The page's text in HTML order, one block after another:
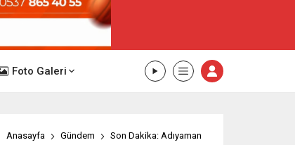
Foto Galeri
Anasayfa Gündem
Son Dakika: Adıyaman